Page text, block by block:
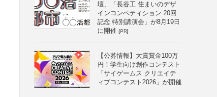
壇、「長谷工 住まいのデザ
インコンペティション 20回
記念 特別講演会」が8月19日
に開催 [PR]
【公募情報】大賞賞金100万
円！学生向け創作コンテスト
「サイゲームス クリエイテ
ィブコンテスト2026」が開催